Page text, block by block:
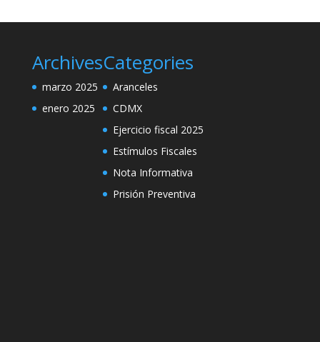
Archives
marzo 2025
enero 2025
Categories
Aranceles
CDMX
Ejercicio fiscal 2025
Estímulos Fiscales
Nota Informativa
Prisión Preventiva